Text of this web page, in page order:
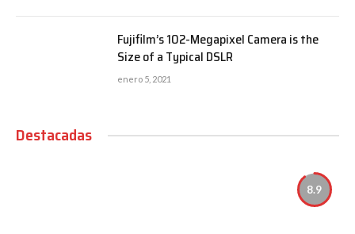
Fujifilm’s 102-Megapixel Camera is the
Size of a Typical DSLR
enero 5, 2021
Destacadas
8.9